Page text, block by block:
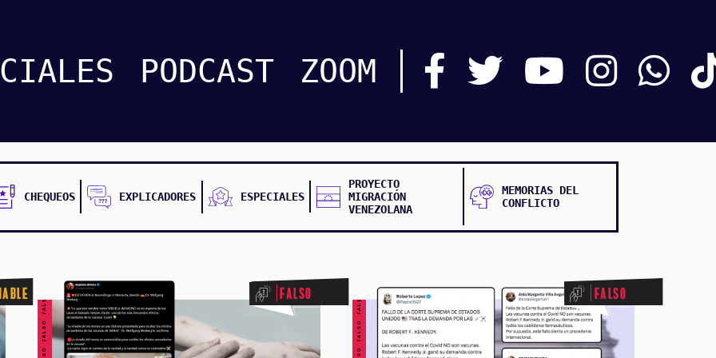
PODCAST ZOOM
CHEQUEOS EXPLICADORES ESPECIALES
PROYECTO
MIGRACIÓN
VENEZOLANA
MEMORIAS DEL
CONFLICTO
Falso Falso